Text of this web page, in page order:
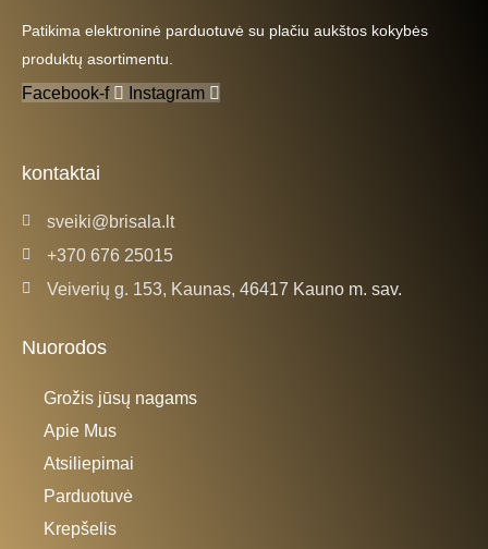
Patikima elektroninė parduotuvė su plačiu aukštos kokybės
produktų asortimentu.
Facebook-f Instagram
kontaktai
sveiki@brisala.lt
+370 676 25015
Veiverių g. 153, Kaunas, 46417 Kauno m. sav.
Nuorodos
Grožis jūsų nagams
Apie Mus
Atsiliepimai
Parduotuvė
Krepšelis